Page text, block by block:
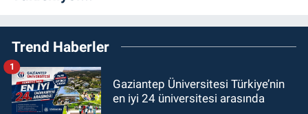
Trend Haberler
Gaziantep Üniversitesi Türkiye’nin
en iyi 24 üniversitesi arasında
1